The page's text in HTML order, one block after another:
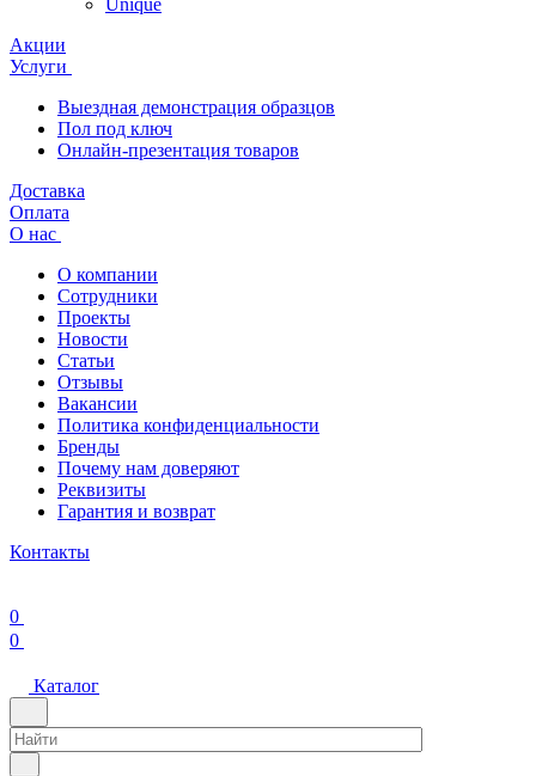
Unique
Акции
Услуги
Выездная демонстрация образцов
Пол под ключ
Онлайн-презентация товаров
Доставка
Оплата
О нас
О компании
Сотрудники
Проекты
Новости
Статьи
Отзывы
Вакансии
Политика конфиденциальности
Бренды
Почему нам доверяют
Реквизиты
Гарантия и возврат
Контакты
0
0
Каталог